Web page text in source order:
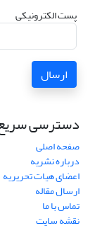
پست الکترونیکی
ارسال
دسترسی
صفحه اصلی
درباره نشریه
اعضای هیات تحریریه
ارسال مقاله
تماس با ما
نقشه سایت